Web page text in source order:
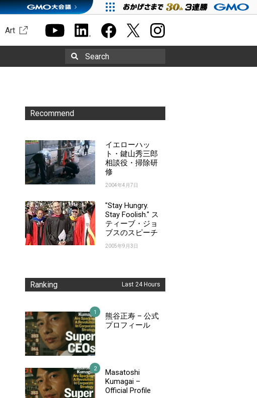
Art
Search
Recommend
イエローハッ
ト・鍵山秀三郎
相談役・掃除研
修
2004年4月7日
"Stay Hungry.
Stay Foolish." ス
ティーブ・ジョ
ブスのスピーチ
2005年9月3日
Ranking Last 24 Hours
熊谷正寿 – 公式
プロフィール
Masatoshi
Kumagai –
Official Profile